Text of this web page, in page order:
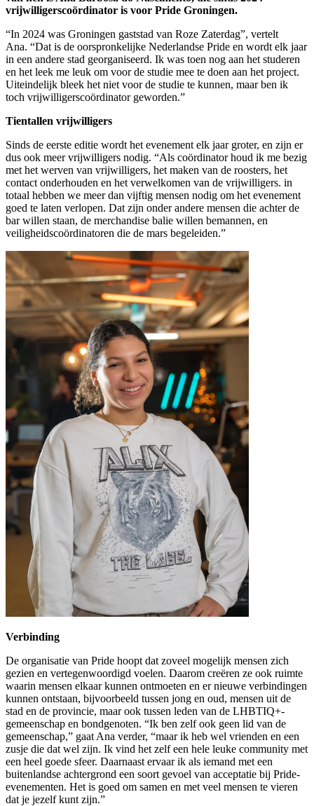
vrijwilligerscoördinator is voor Pride Groningen.
“In 2024 was Groningen gaststad van Roze Zaterdag”, vertelt
Ana. “Dat is de oorspronkelijke Nederlandse Pride en wordt elk jaar
in een andere stad georganiseerd. Ik was toen nog aan het studeren
en het leek me leuk om voor de studie mee te doen aan het project.
Uiteindelijk bleek het niet voor de studie te kunnen, maar ben ik
toch vrijwilligerscoördinator geworden.”
Tientallen vrijwilligers
Sinds de eerste editie wordt het evenement elk jaar groter, en zijn er
dus ook meer vrijwilligers nodig. “Als coördinator houd ik me bezig
met het werven van vrijwilligers, het maken van de roosters, het
contact onderhouden en het verwelkomen van de vrijwilligers. in
totaal hebben we meer dan vijftig mensen nodig om het evenement
goed te laten verlopen. Dat zijn onder andere mensen die achter de
bar willen staan, de merchandise balie willen bemannen, en
veiligheidscoördinatoren die de mars begeleiden.”
Verbinding
De organisatie van Pride hoopt dat zoveel mogelijk mensen zich
gezien en vertegenwoordigd voelen. Daarom creëren ze ook ruimte
waarin mensen elkaar kunnen ontmoeten en er nieuwe verbindingen
kunnen ontstaan, bijvoorbeeld tussen jong en oud, mensen uit de
stad en de provincie, maar ook tussen leden van de LHBTIQ+-
gemeenschap en bondgenoten. “Ik ben zelf ook geen lid van de
gemeenschap,” gaat Ana verder, “maar ik heb wel vrienden en een
zusje die dat wel zijn. Ik vind het zelf een hele leuke community met
een heel goede sfeer. Daarnaast ervaar ik als iemand met een
buitenlandse achtergrond een soort gevoel van acceptatie bij Pride-
evenementen. Het is goed om samen en met veel mensen te vieren
dat je jezelf kunt zijn.”